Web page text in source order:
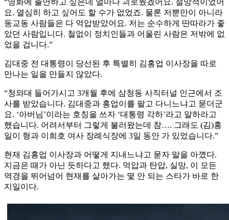
“영화에 출연하고 싶은데 얼마나 괴로웠겠어요. 절망적이었어
요. 열심히 하고 싶어도 할 수가 없었죠. 물론 저뿐만이 아니라
동교동 사람들은 다 억압받았어요. 저는 순수하게 딴따라가 좋
았던 사람입니다. 철없이 정치인들과 어울린 사람은 저밖에 없
었을 겁니다.”
김대중 전 대통령이 당선된 후 특별히 김홍업 이사장을 따로
만나는 일을 만들지 않았다.
“청와대 들어가시고 3개월 후에 삼청동 사직터널 인근에서 조
사를 받았습니다. 김대중과 홍업이를 팔고 다니느냐고 묻더군
요. ‘아버님’이라는 호칭을 쓰자 ‘대통령 각하’라고 말하라고
했습니다. 어려서부터 그렇게 불러왔는데 참…. 그래도 (김)홍
일이 형과 이희호 여사 장례식장에 3일 동안 가 있었습니다.”
현재 김홍업 이사장과 어떻게 지내느냐고 묻자 말을 아꼈다.
지금은 때가 아닌 듯하다고 했다. 억압과 탄압, 실망, 이 모든
역경을 뛰어넘어 현재를 살아가는 몇 안 되는 스타가 바로 한
지일이다.